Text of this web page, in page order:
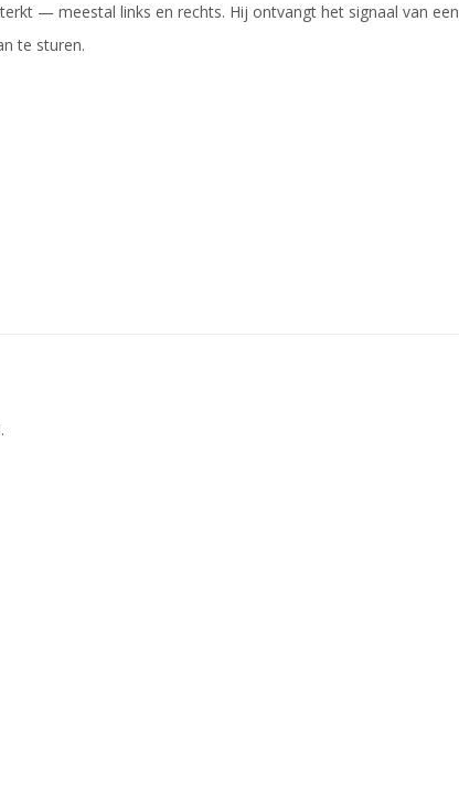
— meestal links en rechts. Hij ontvangt het signaal van een
te sturen.